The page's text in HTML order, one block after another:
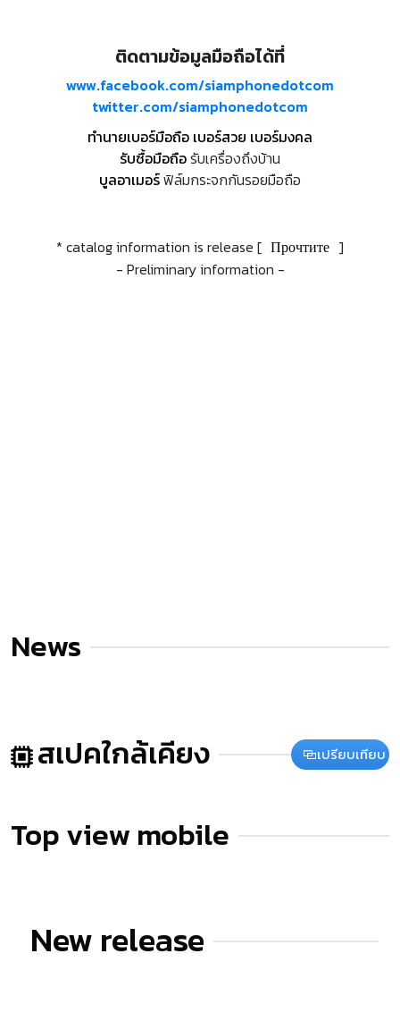
ติดตามข้อมูลมือถือได้ที่
www.facebook.com/siamphonedotcom
twitter.com/siamphonedotcom
ทำนายเบอร์มือถือ เบอร์สวย เบอร์มงคล
รับซื้อมือถือรับเครื่องถึงบ้าน
บูลอาเมอร์ฟิล์มกระจกกันรอยมือถือ
* catalog information is release [ Прочтите ]
- Preliminary information -
News
สเปคใกล้เคียง เปรียบเทียบ
Top view mobile
New release